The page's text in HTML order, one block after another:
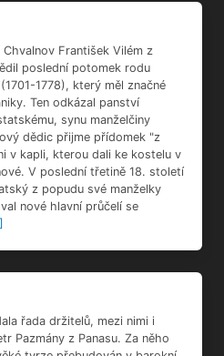
František Vilém z
poslední potomek rodu
1778), který měl značné
Ten odkázal panství
synu manželčiny
dědic přijme přídomek "z
v kapli, kterou dali ke kostelu v
V poslední třetině 18. století
z popudu své manželky
nové hlavní průčelí se
řada držitelů, mezi nimi i
Pazmány z Panasu. Za něho